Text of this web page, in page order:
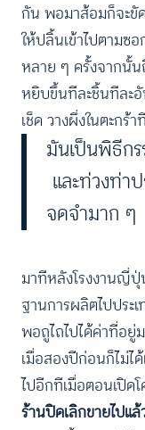
กัน พอมาส้อมก็จะ
ให้ปลิ้นเข้าไปตาม
หลาย ๆ ครั้งจากนั้น
หยิบขึ้นทีละชิ้นทีละ
เช็ด วางผึ่งในตะกร้า
มันเป็นพิธีก
และท่วงท่า
จดจำมาก ๆ
มาทีหลังโรงงานญี่
ฐานการผลิตไปประ
พอถูไถไปได้ค่าที่อ
เมื่อสองปีก่อนก็ไม่ไ
ไปอีกทีเมื่อตอนเปิด
ร้านปิดเลิกขายไปแล้